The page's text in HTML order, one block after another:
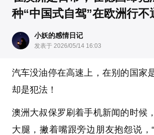
种“中国式自驾”在欧洲行不
小妖的感情日记
发表于 2026/05/14 16:03
汽车没油停在高速上，在别的国家
却是犯法！
澳洲大叔保罗刷着手机新闻的时候
大腿，撇着嘴跟旁边朋友抱怨说，